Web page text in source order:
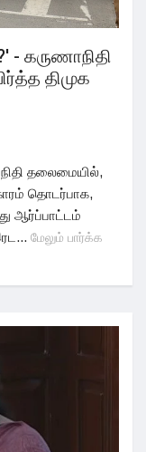
- கருணாநிதி
திமுக
தலைமையில்,
தொடர்பாக,
ஆர்ப்பாட்டம்
மேலும் பார்க்க